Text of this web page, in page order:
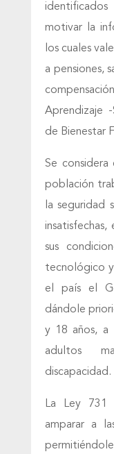
motivar la
los cuales
a pensiones,
Aprendizaje
de Bienestar
Se
población
la seguridad
sus
tecnológico y
el país el
dándole
y 18 años, a
adultos
discapacidad.
La Ley 731
amparar a